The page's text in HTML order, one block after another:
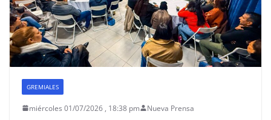
GREMIALES
miércoles 01/07/2026 , 18:38 pm Nueva Prensa